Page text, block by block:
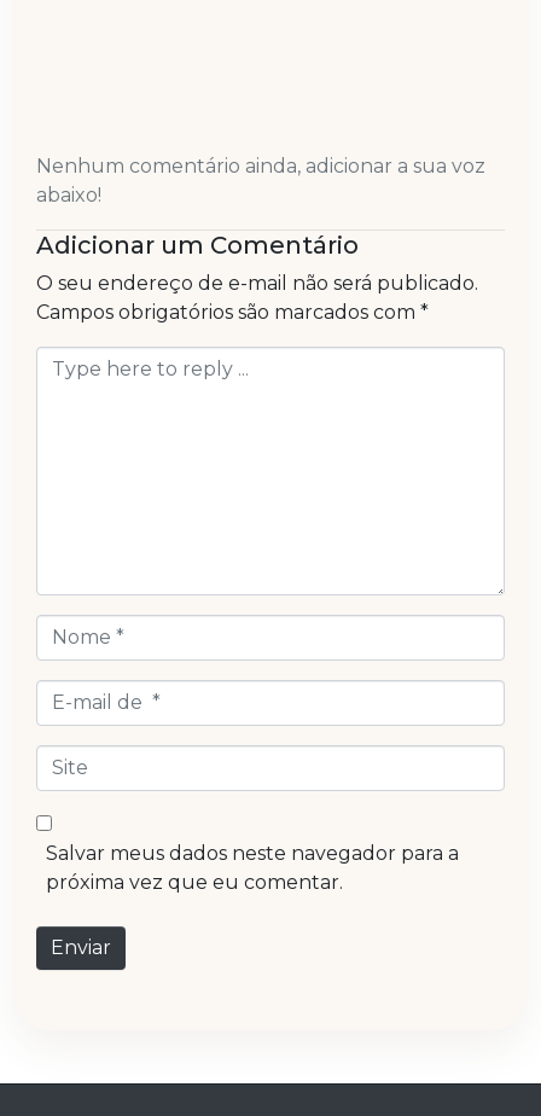
Nenhum comentário ainda, adicionar a sua voz
abaixo!
Adicionar um Comentário
O seu endereço de e-mail não será publicado.
Campos obrigatórios são marcados com *
Comentário
Nome
*
E-
mail
deSite
Salvar meus dados neste navegador para a
próxima vez que eu comentar.
Enviar